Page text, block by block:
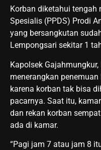
Korban diketahui tengah
Spesialis (PPDS) Prodi
yang bersangkutan
Lempongsari sekitar 1
Kapolsek
menerangkan
karena korban tak bisa
pacarnya. Saat itu,
dan rekan korban
ada di kamar.
“Pagi jam 7 atau jam 8